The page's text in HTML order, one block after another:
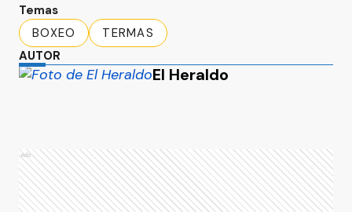
Temas
BOXEO
TERMAS
AUTOR
El Heraldo
Ads